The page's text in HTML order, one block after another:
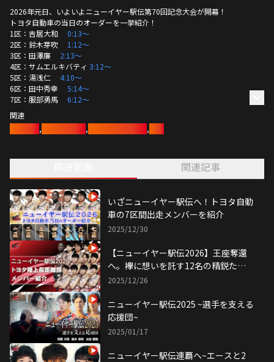
2026年元日、いよいよニューイヤー駅伝第70回記念大会が開幕！
トヨタ自動車の当日のオーダーを一挙紹介！
1区：吉居大和 0:13〜
2区：鈴木芽吹 1:12〜
3区：田澤廉 2:13〜
4区：サムエルキバティ 3:12〜
5区：湯浅仁 4:10〜
6区：田中秀幸 5:14〜
7区：服部勇馬 6:12〜
関連
, , ,
関連記事
いざニューイヤー駅伝へ！トヨタ自動
車の7区間出走メンバーを紹介
2025/12/30
【ニューイヤー駅伝2026】王座奪還
へ。襷に想いを託す12名の精鋭た
ち。
2025/12/26
ニューイヤー駅伝2025 ~選手を支える
応援団~
2025/01/17
ニューイヤー駅伝連覇へ~エースと2